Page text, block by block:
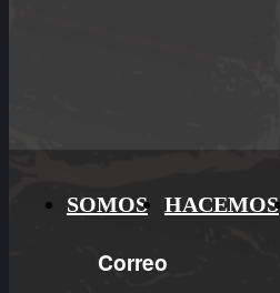
SOMOS HACEMOS
Correo